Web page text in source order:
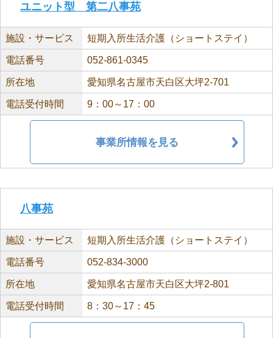
ユニット型 第二八事苑
施設・サービス 短期入所生活介護（ショートステイ）
電話番号 052-861-0345
所在地 愛知県名古屋市天白区大坪2-701
電話受付時間 9：00～17：00
事業所情報を見る
八事苑
施設・サービス 短期入所生活介護（ショートステイ）
電話番号 052-834-3000
所在地 愛知県名古屋市天白区大坪2-801
電話受付時間 8：30～17：45